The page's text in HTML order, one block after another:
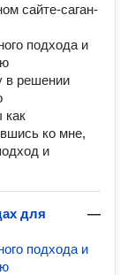
сайте-саган-
подхода и
в решении
как
ко мне,
и
для
—
подхода и